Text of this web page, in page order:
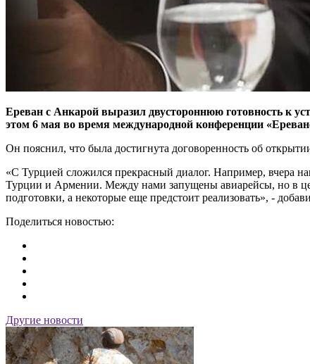
Ереван с Анкарой выразил двустороннюю готовность к
этом 6 мая во время международной конференции
Он пояснил, что была достигнута договоренность об
«С Турцией сложился прекрасный диалог. Например, вчера
Турции и Армении. Между нами запущены авиарейсы, но в
подготовки, а некоторые еще предстоит реализовать», -
Поделиться новостью:
Другие новости